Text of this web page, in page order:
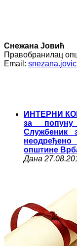
Снежана Јовић
Правобранилац
Email:
ИНТЕРНИ
за попуну
Службеник
општине
Дана